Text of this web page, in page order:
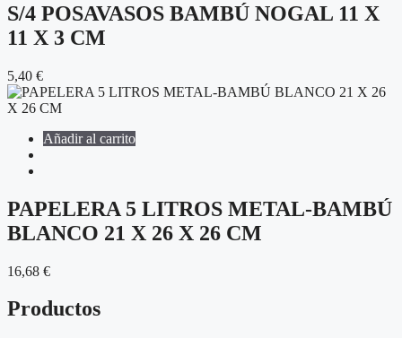
S/4 POSAVASOS BAMBÚ NOGAL 11 X
11 X 3 CM
5,40 €
Añadir al carrito
PAPELERA 5 LITROS METAL-BAMBÚ
BLANCO 21 X 26 X 26 CM
16,68 €
Productos